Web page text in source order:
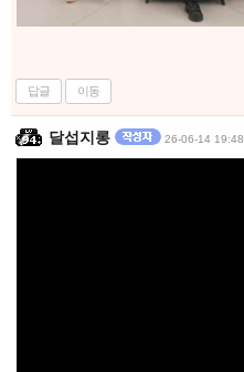
답글 이동
달섭지롱 26-06-14 19:48